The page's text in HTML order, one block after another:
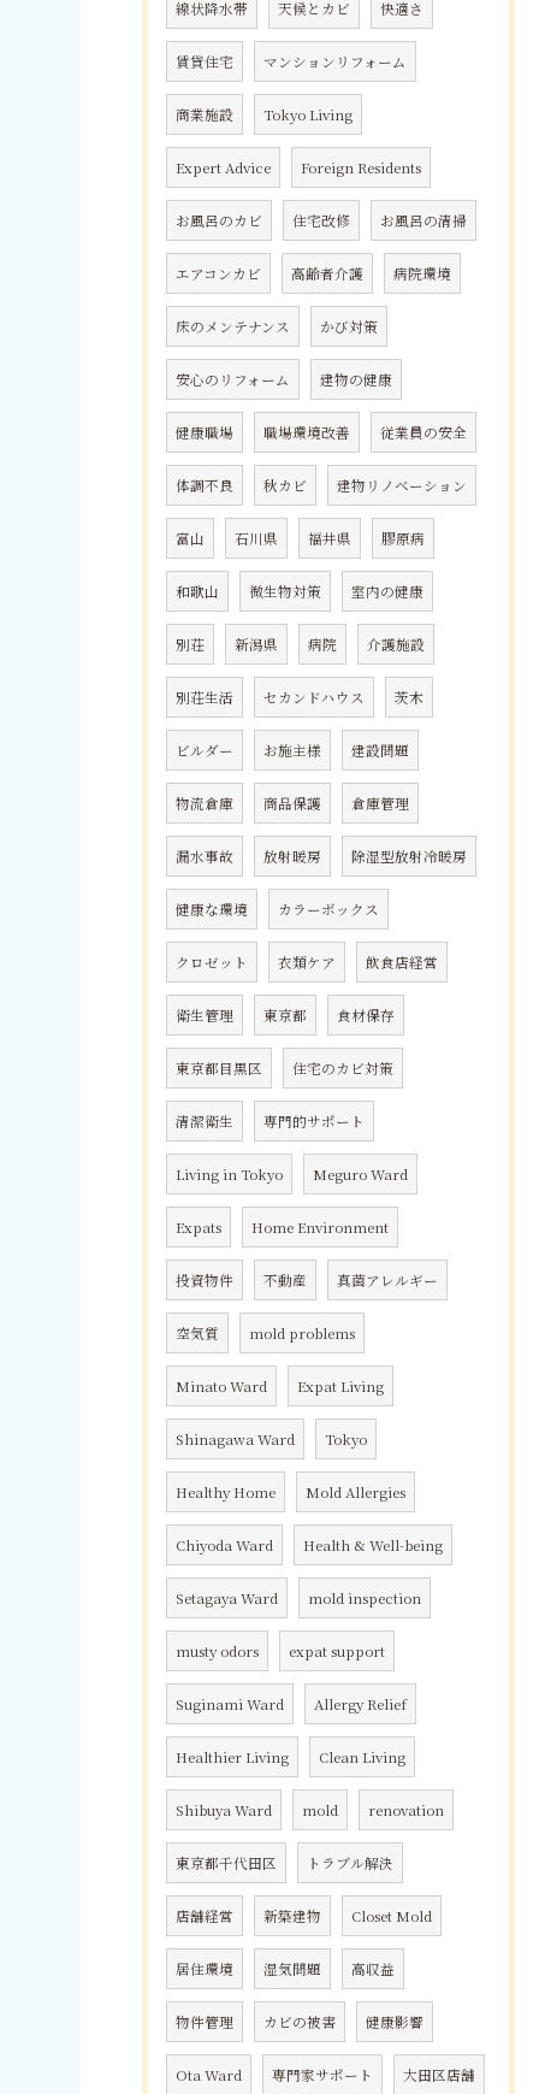
線状降水帯 天候とカビ 快適さ
賃貸住宅 マンションリフォーム
商業施設 Tokyo Living
Expert Advice Foreign Residents
お風呂のカビ 住宅改修 お風呂の清掃
エアコンカビ 高齢者介護 病院環境
床のメンテナンス かび対策
安心のリフォーム 建物の健康
健康職場 職場環境改善 従業員の安全
体調不良 秋カビ 建物リノベーション
富山 石川県 福井県 膠原病
和歌山 微生物対策 室内の健康
別荘 新潟県 病院 介護施設
別荘生活 セカンドハウス 茨木
ビルダー お施主様 建設問題
物流倉庫 商品保護 倉庫管理
漏水事故 放射暖房 除湿型放射冷暖房
健康な環境 カラーボックス
クロゼット 衣類ケア 飲食店経営
衛生管理 東京都 食材保存
東京都目黒区 住宅のカビ対策
清潔衛生 専門的サポート
Living in Tokyo Meguro Ward
Expats Home Environment
投資物件 不動産 真菌アレルギー
空気質 mold problems
Minato Ward Expat Living
Shinagawa Ward Tokyo
Healthy Home Mold Allergies
Chiyoda Ward Health & Well-being
Setagaya Ward mold inspection
musty odors expat support
Suginami Ward Allergy Relief
Healthier Living Clean Living
Shibuya Ward mold renovation
東京都千代田区 トラブル解決
店舗経営 新築建物 Closet Mold
居住環境 湿気問題 高収益
物件管理 カビの被害 健康影響
Ota Ward 専門家サポート 大田区店舗